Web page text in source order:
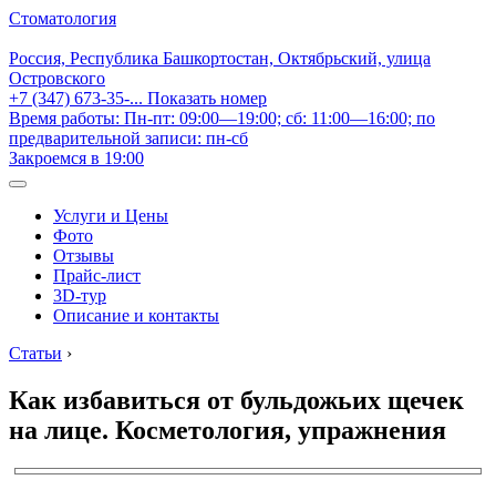
Стоматология
Россия, Республика Башкортостан, Октябрьский, улица
Островского
+7 (347) 673-35-... Показать номер
Время работы: Пн-пт: 09:00—19:00; сб: 11:00—16:00; по
предварительной записи: пн-сб
Закроемся в 19:00
Услуги и Цены
Фото
Отзывы
Прайс-лист
3D-тур
Описание и контакты
Статьи ›
Как избавиться от бульдожьих щечек
на лице. Косметология, упражнения